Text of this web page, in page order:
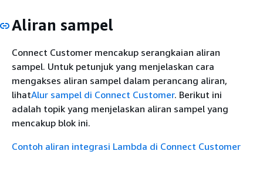
Aliran sampel
Connect Customer mencakup serangkaian aliran
sampel. Untuk petunjuk yang menjelaskan cara
mengakses aliran sampel dalam perancang aliran,
lihatAlur sampel di Connect Customer. Berikut ini
adalah topik yang menjelaskan aliran sampel yang
mencakup blok ini.
Contoh aliran integrasi Lambda di Connect Customer